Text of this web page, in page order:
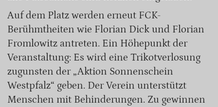
Auf dem Platz werden erneut FCK-
Berühmtheiten wie Florian Dick und Florian
Fromlowitz antreten. Ein Höhepunkt der
Veranstaltung: Es wird eine Trikotverlosung
zugunsten der „Aktion Sonnenschein
Westpfalz“ geben. Der Verein unterstützt
Menschen mit Behinderungen. Zu gewinnen